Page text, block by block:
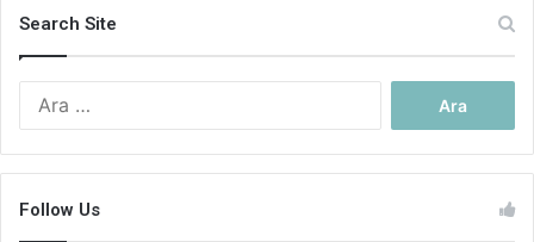
Search Site
Follow Us